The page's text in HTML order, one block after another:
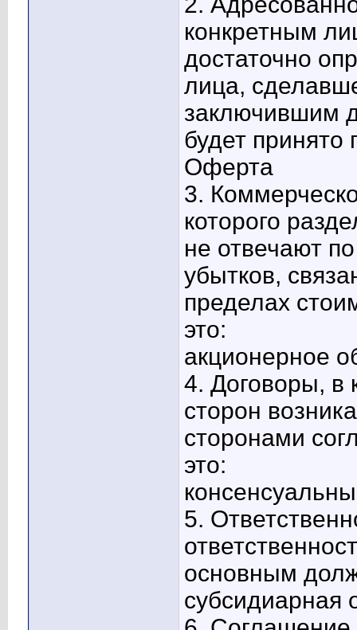
конкретным
достаточно
лица,
заключившим
будет принято
Оферта
3.
которого
не отвечают
убытков,
пределах
это:
акционерное
4. Договоры, в
сторон
сторонами
это:
5.
основным
субсидиарная